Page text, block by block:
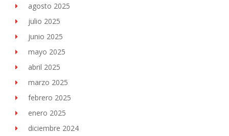
agosto 2025
julio 2025
junio 2025
mayo 2025
abril 2025
marzo 2025
febrero 2025
enero 2025
diciembre 2024